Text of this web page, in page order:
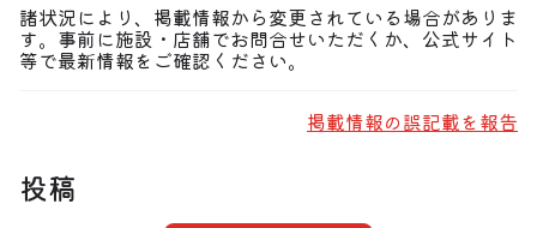
諸状況により、掲載情報から変更されている場合がありま
す。事前に施設・店舗でお問合せいただくか、公式サイト
等で最新情報をご確認ください。
掲載情報の誤記載を報告
投稿